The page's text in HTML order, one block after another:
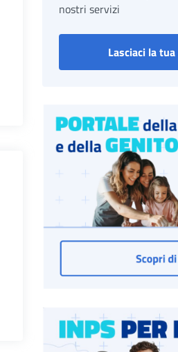
nostri servizi
Lasciaci la